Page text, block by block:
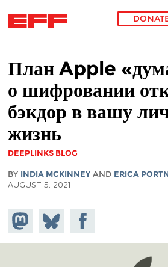
План Apple
о шифровании
бэкдор в вашу
жизнь
DEEPLINKS BLOG
BY INDIA MCKINNEYAND ERICA
AUGUST 5, 2021
Share on
Mastodon
Share
on
Bluesky
Share on
Facebook